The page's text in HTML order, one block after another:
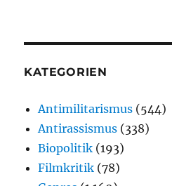
KATEGORIEN
Antimilitarismus (544)
Antirassismus (338)
Biopolitik (193)
Filmkritik (78)